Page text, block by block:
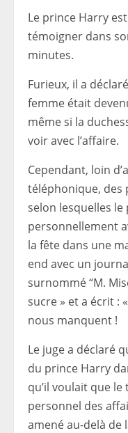
Le prince Harry
témoigner dans
minutes.
Furieux, il a
femme était
même si la
voir avec l’affaire.
Cependant, loin
téléphonique, des
selon lesquelles le
personnellement
la fête dans une
end avec un
surnommé “M.
sucre » et a écrit :
nous manquent !
Le juge a déclaré
du prince Harry
qu’il voulait que
personnel des
amené au-delà de